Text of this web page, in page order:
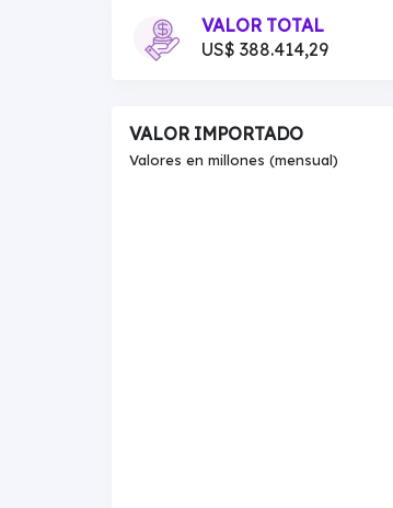
VALOR TOTAL
US$ 388.414,29
VALOR IMPORTADO
Valores en millones (mensual)